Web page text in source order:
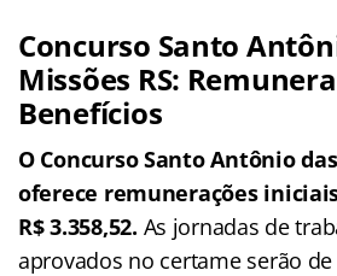
Concurso Santo
Missões RS:
Benefícios
O Concurso Santo Antônio
oferece remunerações iniciais
R$ 3.358,52. As jornadas de
aprovados no certame serão